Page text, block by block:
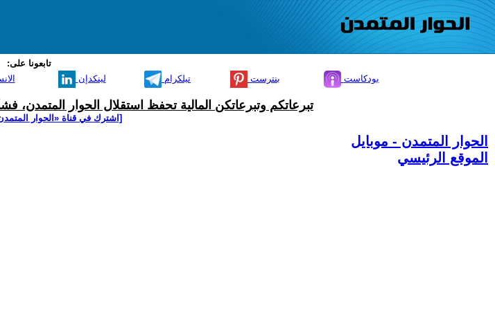
تابعونا على:
لينكدإن تيلكرام بنترست بودكاست
تبرعاتكم وتبرعاتكن المالية تحفظ استقلال الحوار المتمدن،
[اشترك في قناة ‫«الحوار
الحوار المتمدن - موبايل
الموقع الرئيسي